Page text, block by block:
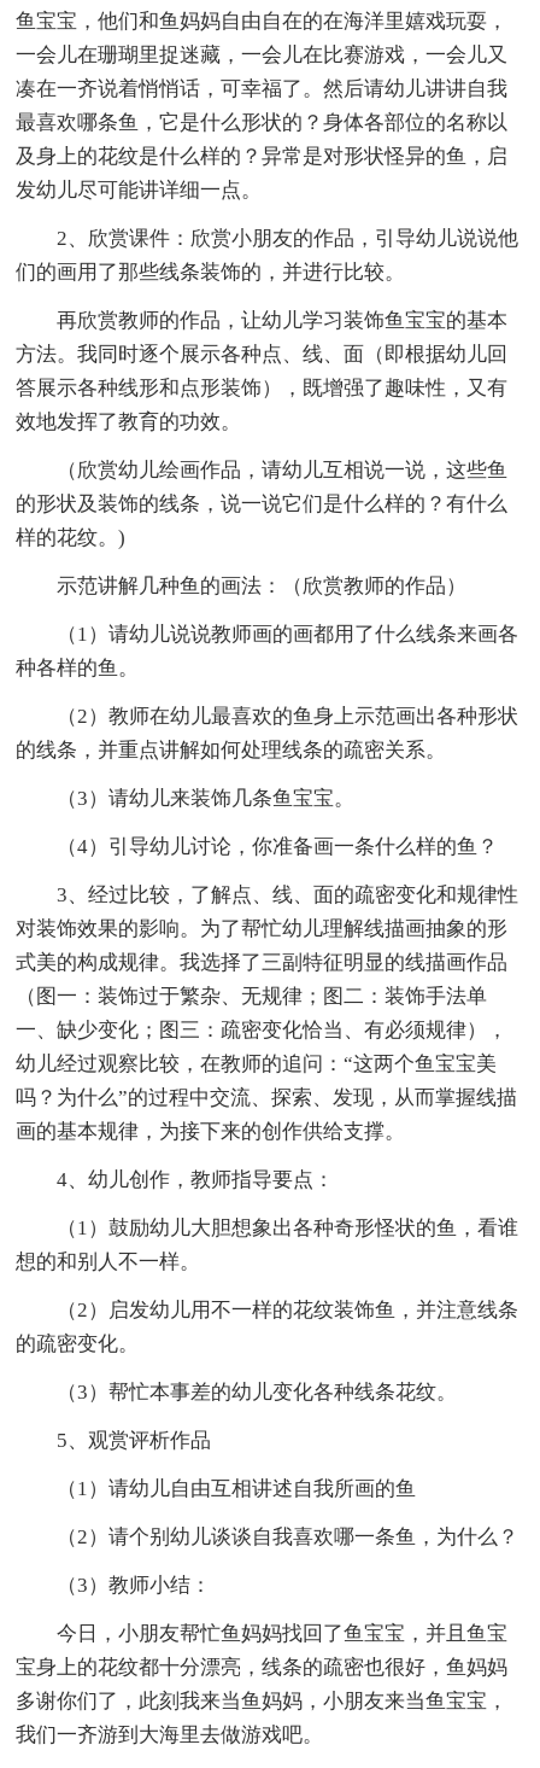
鱼宝宝，他们和鱼妈妈自由自在的在海洋里嬉戏玩耍，
一会儿在珊瑚里捉迷藏，一会儿在比赛游戏，一会儿又
凑在一齐说着悄悄话，可幸福了。然后请幼儿讲讲自我
最喜欢哪条鱼，它是什么形状的？身体各部位的名称以
及身上的花纹是什么样的？异常是对形状怪异的鱼，启
发幼儿尽可能讲详细一点。
2、欣赏课件：欣赏小朋友的作品，引导幼儿说说他
们的画用了那些线条装饰的，并进行比较。
再欣赏教师的作品，让幼儿学习装饰鱼宝宝的基本
方法。我同时逐个展示各种点、线、面（即根据幼儿回
答展示各种线形和点形装饰），既增强了趣味性，又有
效地发挥了教育的功效。
（欣赏幼儿绘画作品，请幼儿互相说一说，这些鱼
的形状及装饰的线条，说一说它们是什么样的？有什么
样的花纹。)
示范讲解几种鱼的画法：（欣赏教师的作品）
（1）请幼儿说说教师画的画都用了什么线条来画各
种各样的鱼。
（2）教师在幼儿最喜欢的鱼身上示范画出各种形状
的线条，并重点讲解如何处理线条的疏密关系。
（3）请幼儿来装饰几条鱼宝宝。
（4）引导幼儿讨论，你准备画一条什么样的鱼？
3、经过比较，了解点、线、面的疏密变化和规律性
对装饰效果的影响。为了帮忙幼儿理解线描画抽象的形
式美的构成规律。我选择了三副特征明显的线描画作品
（图一：装饰过于繁杂、无规律；图二：装饰手法单
一、缺少变化；图三：疏密变化恰当、有必须规律），
幼儿经过观察比较，在教师的追问：“这两个鱼宝宝美
吗？为什么”的过程中交流、探索、发现，从而掌握线描
画的基本规律，为接下来的创作供给支撑。
4、幼儿创作，教师指导要点：
（1）鼓励幼儿大胆想象出各种奇形怪状的鱼，看谁
想的和别人不一样。
（2）启发幼儿用不一样的花纹装饰鱼，并注意线条
的疏密变化。
（3）帮忙本事差的幼儿变化各种线条花纹。
5、观赏评析作品
（1）请幼儿自由互相讲述自我所画的鱼
（2）请个别幼儿谈谈自我喜欢哪一条鱼，为什么？
（3）教师小结：
今日，小朋友帮忙鱼妈妈找回了鱼宝宝，并且鱼宝
宝身上的花纹都十分漂亮，线条的疏密也很好，鱼妈妈
多谢你们了，此刻我来当鱼妈妈，小朋友来当鱼宝宝，
我们一齐游到大海里去做游戏吧。